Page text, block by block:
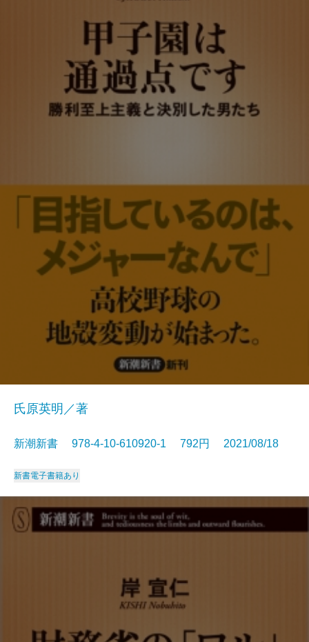
氏原英明／著
新潮新書 978-4-10-610920-1 792円 2021/08/18
新書電子書籍あり